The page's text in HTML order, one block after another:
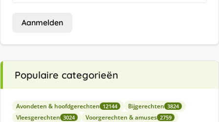
Aanmelden
Populaire categorieën
Avondeten & hoofdgerechten 12144 Bijgerechten 3824
Vleesgerechten 3024 Voorgerechten & amuses 2759